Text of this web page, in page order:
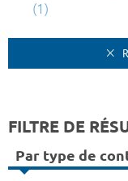
(1)
FILTRE DE
Par type de